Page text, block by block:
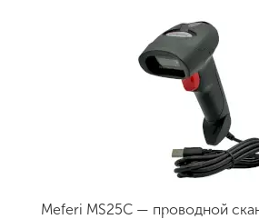
Meferi MS25C — проводной